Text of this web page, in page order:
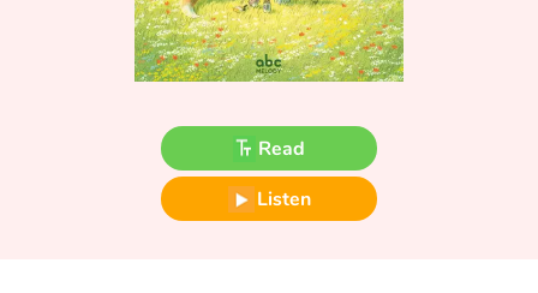
Princesses and princes, kings, queens and dragons
Heroines and Heroes
Ecology, nature, seasons
Read
Listen